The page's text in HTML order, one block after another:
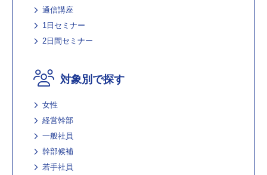
通信講座
1日セミナー
2日間セミナー
対象別で探す
女性
経営幹部
一般社員
幹部候補
若手社員